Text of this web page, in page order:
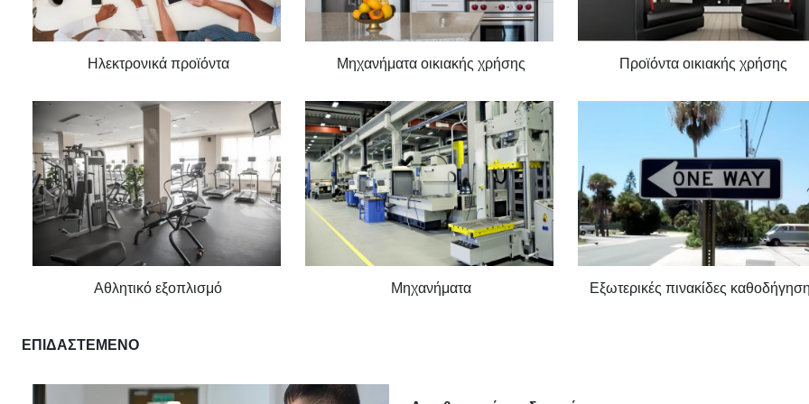
Ηλεκτρονικά προϊόντα Μηχανήματα οικιακής χρήσης Προϊόντα οικιακής χρήσης
Αθλητικό εξοπλισμό Μηχανήματα Εξωτερικές πινακίδες
ΕΠΙΔΑΣΤΕΜΕΝΟ